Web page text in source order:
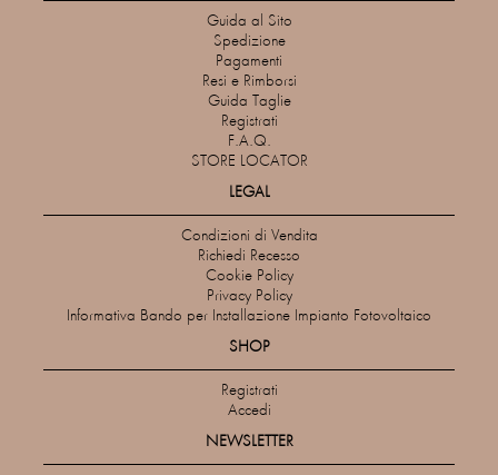
Guida al Sito
Spedizione
Pagamenti
Resi e Rimborsi
Guida Taglie
Registrati
F.A.Q.
STORE LOCATOR
LEGAL
Condizioni di Vendita
Richiedi Recesso
Cookie Policy
Privacy Policy
Informativa Bando per Installazione Impianto Fotovoltaico
SHOP
Registrati
Accedi
NEWSLETTER